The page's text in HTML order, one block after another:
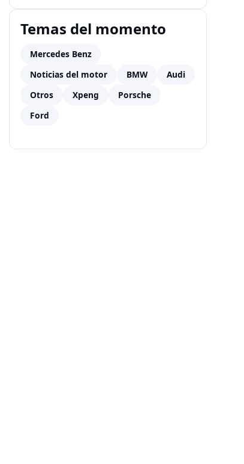
Temas del momento
Mercedes Benz
Noticias del motor
BMW
Audi
Otros
Xpeng
Porsche
Ford